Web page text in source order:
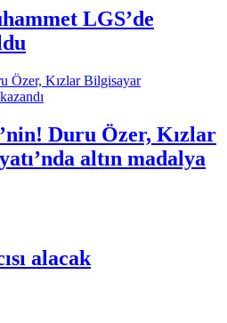
LGS’de
Duru Özer, Kızlar
altın madalya
alacak